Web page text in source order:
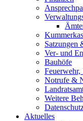
Satzungen
Ver- und
Bauhöfe
Feuerwehr,
Notrufe &
Weitere
Aktuelles